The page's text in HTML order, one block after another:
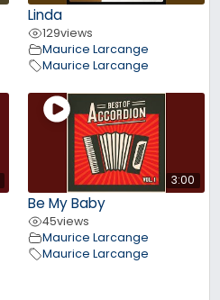
Linda
129views
Maurice Larcange
Maurice Larcange
3:00
Be My Baby
45views
Maurice Larcange
Maurice Larcange